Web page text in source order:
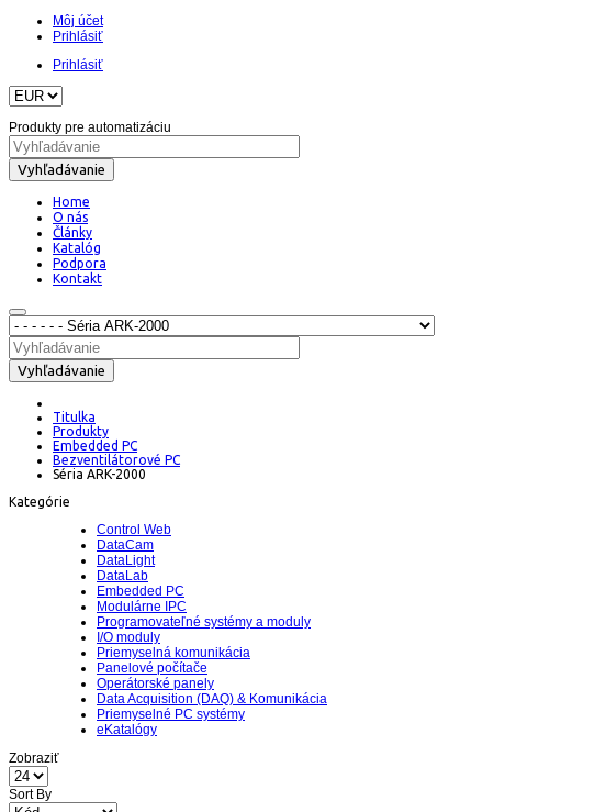
Môj účet
Prihlásiť
Prihlásiť
Produkty pre automatizáciu
Vyhľadávanie
Home
O nás
Články
Katalóg
Podpora
Kontakt
Vyhľadávanie
Titulka
Produkty
Embedded PC
Bezventilátorové PC
Séria ARK-2000
Kategórie
Control Web
DataCam
DataLight
DataLab
Embedded PC
Modulárne IPC
Programovateľné systémy a moduly
I/O moduly
Priemyselná komunikácia
Panelové počítače
Operátorské panely
Data Acquisition (DAQ) & Komunikácia
Priemyselné PC systémy
eKatalógy
Zobraziť
Sort By